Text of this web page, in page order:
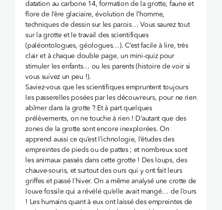
datation au carbone 14, formation de la grotte, faune et
flore de l’ère glaciaire, évolution de l’homme,
techniques de dessin sur les parois… Vous saurez tout
sur la grotte et le travail des scientifiques
(paléontologues, géologues…). C’est facile à lire, très
clair et à chaque double page, un mini-quiz pour
stimuler les enfants… ou les parents (histoire de voir si
vous suivez un peu !).
Saviez-vous que les scientifiques empruntent toujours
les passerelles posées par les découvreurs, pour ne rien
abîmer dans la grotte ? Et à part quelques
prélèvements, on ne touche à rien ! D’autant que des
zones de la grotte sont encore inexplorées. On
apprend aussi ce qu’est l’ichnologie, l’études des
empreintes de pieds ou de pattes ; et nombreux sont
les animaux passés dans cette grotte ! Des loups, des
chauve-souris, et surtout des ours qui y ont fait leurs
griffes et passé l’hiver. On a même analysé une crotte de
louve fossile qui a révélé qu’elle avait mangé… de l’ours
! Les humains quant à eux ont laissé des empreintes de